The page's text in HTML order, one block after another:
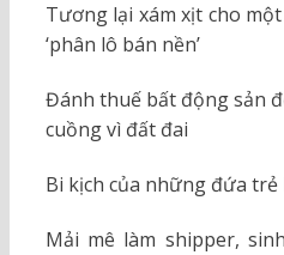
Tương lại xám xịt cho
‘phân lô bán nền’
Đánh thuế bất động sản
cuồng vì đất đai
Bi kịch của những đứa
Mải mê làm shipper,